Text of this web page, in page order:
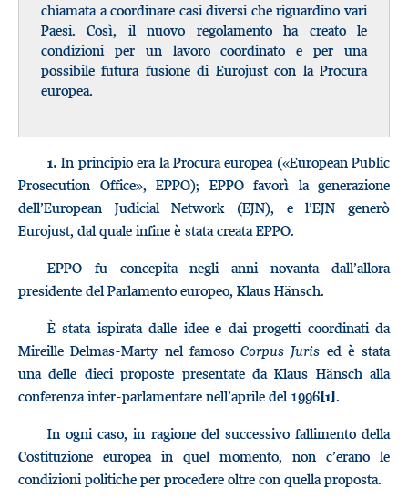
chiamata a coordinare casi diversi che riguardino vari
Paesi. Così, il nuovo regolamento ha creato le
condizioni per un lavoro coordinato e per una
possibile futura fusione di Eurojust con la Procura
europea.
1. In principio era la Procura europea («European Public
Prosecution Office», EPPO); EPPO favorì la generazione
dell’European Judicial Network (EJN), e l’EJN generò
Eurojust, dal quale infine è stata creata EPPO.
EPPO fu concepita negli anni novanta dall’allora
presidente del Parlamento europeo, Klaus Hänsch.
È stata ispirata dalle idee e dai progetti coordinati da
Mireille Delmas-Marty nel famoso Corpus Juris ed è stata
una delle dieci proposte presentate da Klaus Hänsch alla
conferenza inter-parlamentare nell’aprile del 1996[1].
In ogni caso, in ragione del successivo fallimento della
Costituzione europea in quel momento, non c’erano le
condizioni politiche per procedere oltre con quella proposta.